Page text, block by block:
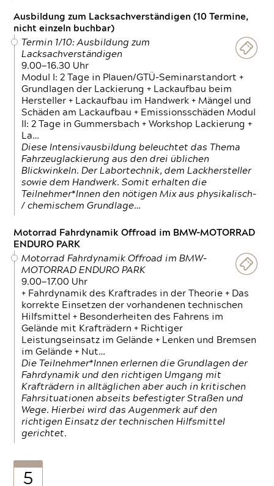
Ausbildung zum Lacksachverständigen (10 Termine,
nicht einzeln buchbar)
Termin 1/10: Ausbildung zum
Lacksachverständigen
9.00—16.30 Uhr
Modul I: 2 Tage in Plauen/GTÜ-Seminarstandort +
Grundlagen der Lackierung + Lackaufbau beim
Hersteller + Lackaufbau im Handwerk + Mängel und
Schäden am Lackaufbau + Emissionsschäden Modul
II: 2 Tage in Gummersbach + Workshop Lackierung +
La…
Diese Intensivausbildung beleuchtet das Thema
Fahrzeuglackierung aus den drei üblichen
Blickwinkeln. Der Labortechnik, dem Lackhersteller
sowie dem Handwerk. Somit erhalten die
Teilnehmer*Innen den nötigen Mix aus physikalisch-
/ chemischem Grundlage…
Motorrad Fahrdynamik Offroad im BMW-MOTORRAD
ENDURO PARK
Motorrad Fahrdynamik Offroad im BMW-
MOTORRAD ENDURO PARK
9.00—17.00 Uhr
+ Fahrdynamik des Kraftrades in der Theorie + Das
korrekte Einsetzen der vorhandenen technischen
Hilfsmittel + Besonderheiten des Fahrens im
Gelände mit Krafträdern + Richtiger
Leistungseinsatz im Gelände + Lenken und Bremsen
im Gelände + Nut…
Die Teilnehmer*Innen erlernen die Grundlagen der
Fahrdynamik und den richtigen Umgang mit
Krafträdern in alltäglichen aber auch in kritischen
Fahrsituationen abseits befestigter Straßen und
Wege. Hierbei wird das Augenmerk auf den
richtigen Einsatz der technischen Hilfsmittel
gerichtet.
5